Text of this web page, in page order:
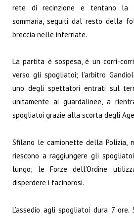
rete di recinzione e tentano la
sommaria, seguiti dal resto della
breccia nelle inferriate.
La partita è sospesa, è un corri-
verso gli spogliatoi; l’arbitro
uno degli spettatori entrati sul
unitamente ai guardalinee, a
spogliatoi grazie alla scorta degli
Sfilano le camionette della Polizia,
riescono a raggiungere gli
lungo; le Forze dell’Ordine
disperdere i facinorosi.
L’assedio agli spogliatoi dura 7